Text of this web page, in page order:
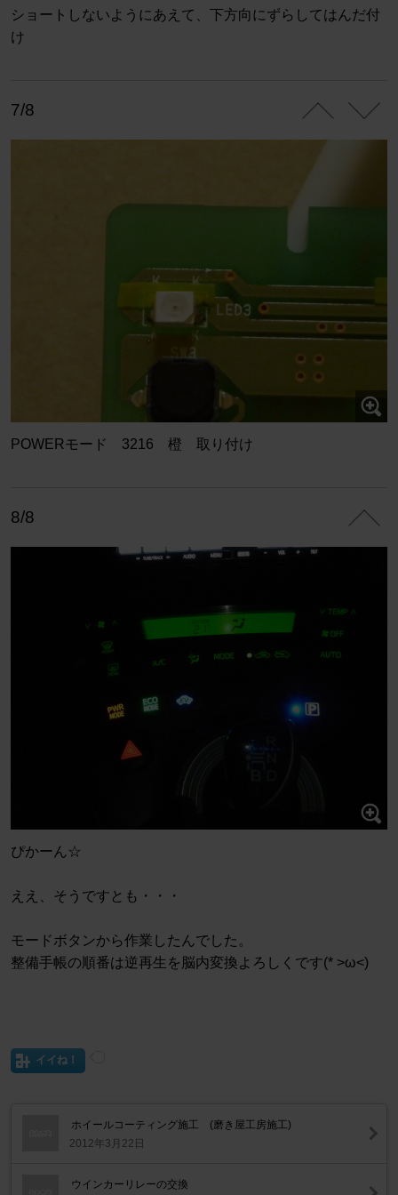
ショートしないようにあえて、下方向にずらしてはんだ付
け
7/8
POWERモード 3216 橙 取り付け
8/8
ぴかーん☆
ええ、そうですとも・・・
モードボタンから作業したんでした。
整備手帳の順番は逆再生を脳内変換よろしくです(* >ω<)
イイね！
ホイールコーティング施工 (磨き屋工房施工)
2012年3月22日
ウインカーリレーの交換